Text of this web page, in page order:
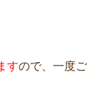
すので、一度ご